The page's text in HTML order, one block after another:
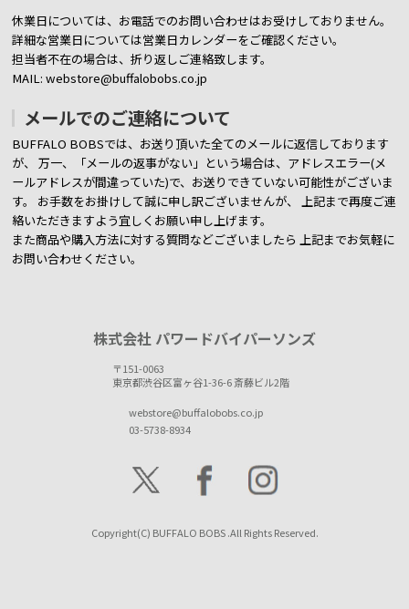
休業日については、お電話でのお問い合わせはお受けしておりません。
詳細な営業日については営業日カレンダーをご確認ください。
担当者不在の場合は、折り返しご連絡致します。
MAIL: webstore@buffalobobs.co.jp
メールでのご連絡について
BUFFALO BOBSでは、お送り頂いた全てのメールに返信しております
が、 万一、「メールの返事がない」という場合は、アドレスエラー(メ
ールアドレスが間違っていた)で、お送りできていない可能性がございま
す。 お手数をお掛けして誠に申し訳ございませんが、 上記まで再度ご連
絡いただきますよう宜しくお願い申し上げます。
また商品や購入方法に対する質問などございましたら上記までお気軽に
お問い合わせください。
株式会社 パワードバイパーソンズ
〒151-0063
東京都渋谷区富ヶ谷1-36-6 斎藤ビル2階
webstore@buffalobobs.co.jp
03-5738-8934
Copyright(C) BUFFALO BOBS .All Rights Reserved.